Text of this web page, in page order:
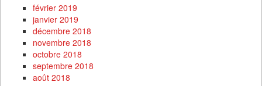
février 2019
janvier 2019
décembre 2018
novembre 2018
octobre 2018
septembre 2018
août 2018